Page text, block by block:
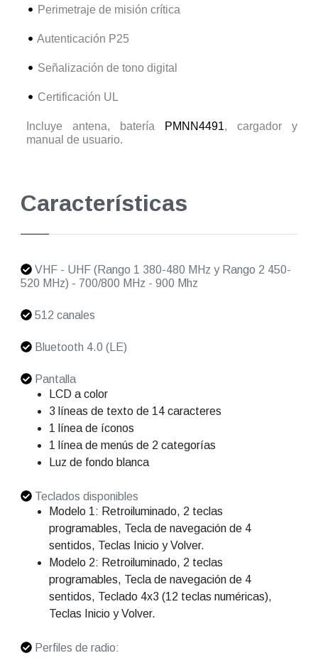
Perimetraje de misión crítica
Autenticación P25
Señalización de tono digital
Certificación UL
Incluye antena, batería PMNN4491, cargador y
manual de usuario.
Características
VHF - UHF (Rango 1 380-480 MHz y Rango 2 450-
520 MHz) - 700/800 MHz - 900 Mhz
512 canales
Bluetooth 4.0 (LE)
Pantalla
LCD a color
3 líneas de texto de 14 caracteres
1 línea de íconos
1 línea de menús de 2 categorías
Luz de fondo blanca
Teclados disponibles
Modelo 1: Retroiluminado, 2 teclas
programables, Tecla de navegación de 4
sentidos, Teclas Inicio y Volver.
Modelo 2: Retroiluminado, 2 teclas
programables, Tecla de navegación de 4
sentidos, Teclado 4x3 (12 teclas numéricas),
Teclas Inicio y Volver.
Perfiles de radio: